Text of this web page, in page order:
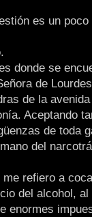
es un poco
donde se
de
de la
Aceptando
de toda
del
refiero a
del alcohol,
enormes